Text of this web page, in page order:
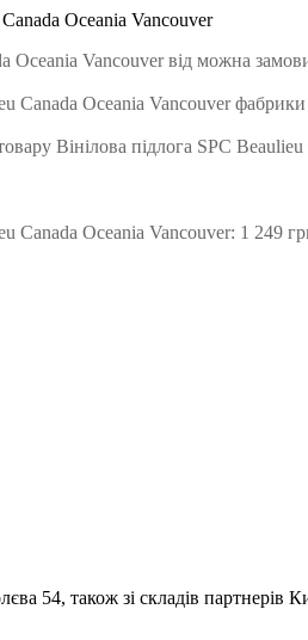
Oceania Vancouver
Oceania Vancouver від можна
Canada Oceania Vancouver
Вінілова підлога SPC
Canada Oceania Vancouver: 1 249
54, також зі складів партнерів